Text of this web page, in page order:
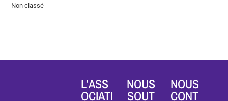
Non classé
L’ASS
OCIATI
NOUS
SOUT
NOUS
CONT